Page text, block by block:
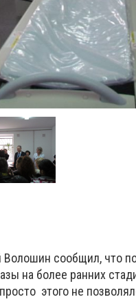
Волошин сообщил, что
на более ранних
этого не